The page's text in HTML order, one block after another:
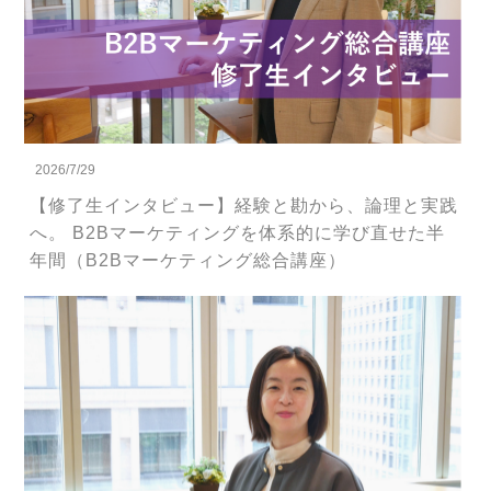
2026/7/29
【修了生インタビュー】経験と勘から、論理と実践
へ。 B2Bマーケティングを体系的に学び直せた半
年間（B2Bマーケティング総合講座）